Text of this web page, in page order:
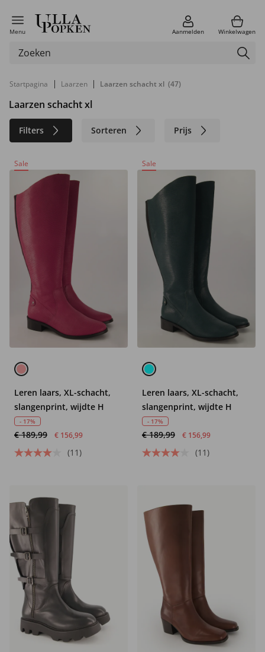
Menu Aanmelden Winkelwagen
Startpagina | Laarzen | Laarzen schacht xl (47)
Laarzen schacht xl
Filters Sorteren Prijs
Materiaal
Sale
Leren laars, XL-schacht,
slangenprint, wijdte H
- 17%
€ 189,99 € 156,99
(11)
Sale
Leren laars, XL-schacht,
slangenprint, wijdte H
- 17%
€ 189,99 € 156,99
(11)